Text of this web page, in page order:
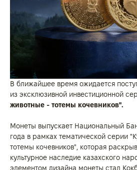
В ближайшее время ожидается
из эксклюзивной инвестиционной
животные - тотемы кочевников".
Монеты выпускает Национальный
года в рамках тематической серии
тотемы кочевников", которая
культурное наследие казахского
элементом дизайна монеты стал